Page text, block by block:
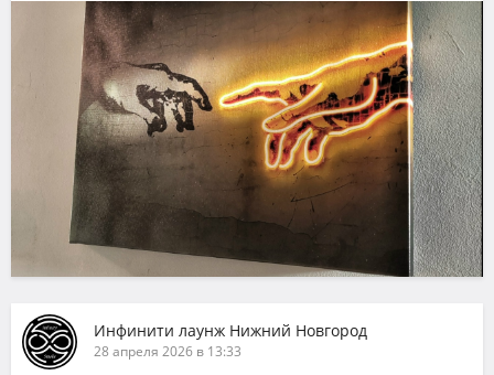
Инфинити лаунж Нижний Новгород
28 апреля 2026 в 13:33